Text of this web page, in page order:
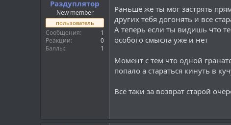
Раздуплятор
New member
пользователь
Сообщения
1
Реакции
0
Баллы
1
Раньше же ты мог застрять
других тебя догонять и все
А теперь если ты видишь что
особого смысла уже и нет
Момент с тем что одной
попало а стараться кинуть в
Всё таки за возврат старой